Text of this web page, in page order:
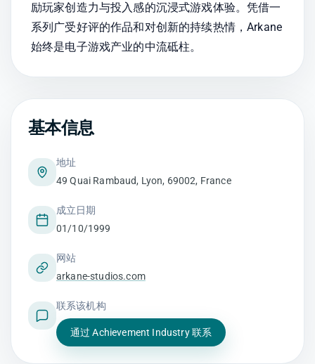
励玩家创造力与投入感的沉浸式游戏体验。凭借一
系列广受好评的作品和对创新的持续热情，Arkane
始终是电子游戏产业的中流砥柱。
基本信息
地址
49 Quai Rambaud, Lyon, 69002, France
成立日期
01/10/1999
网站
arkane-studios.com
联系该机构
通过 Achievement Industry 联系